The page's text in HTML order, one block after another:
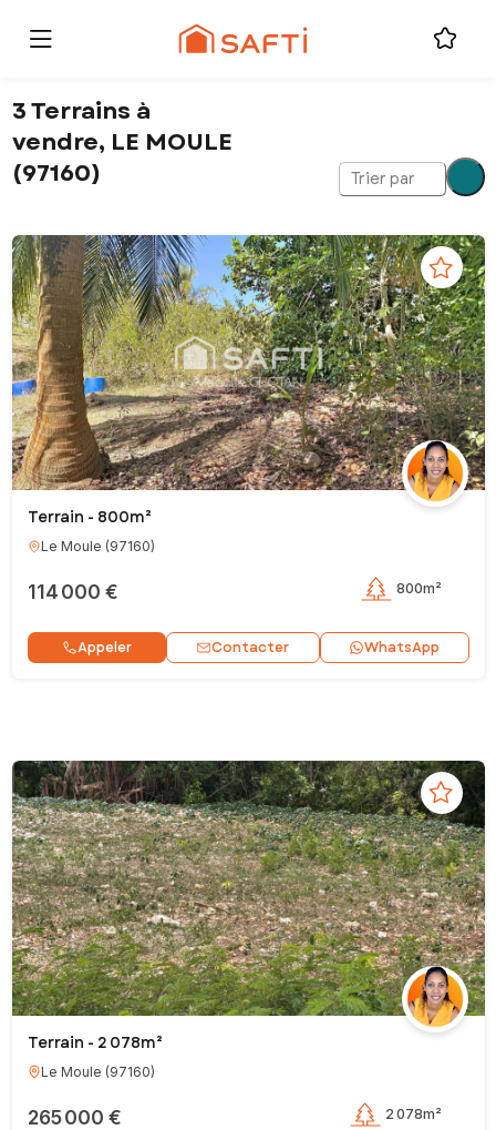
3 Terrains à
vendre, LE MOULE
(97160)
Trier par
Terrain - 800m²
Le Moule (97160)
114 000 € 800m²
Appeler Contacter WhatsApp
Terrain - 2 078m²
Le Moule (97160)
265 000 € 2 078m²